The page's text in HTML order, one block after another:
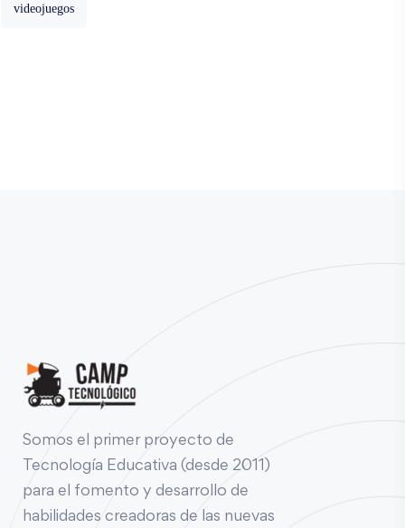
videojuegos
Somos el primer proyecto de
Tecnología Educativa (desde 2011)
para el fomento y desarrollo de
habilidades creadoras de las nuevas